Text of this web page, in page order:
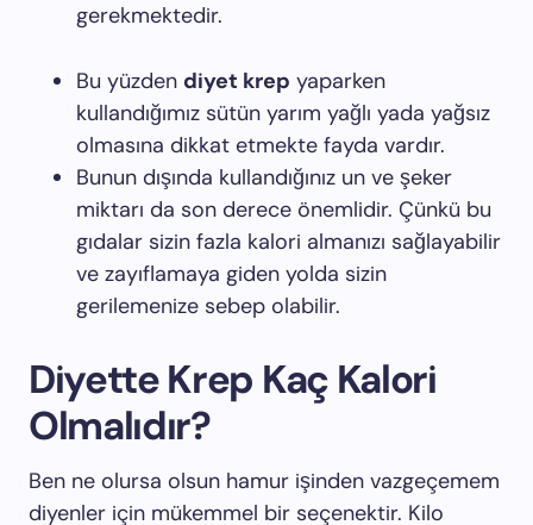
gerekmektedir.
Bu yüzden diyet krep yaparken
kullandığımız sütün yarım yağlı yada yağsız
olmasına dikkat etmekte fayda vardır.
Bunun dışında kullandığınız un ve şeker
miktarı da son derece önemlidir. Çünkü bu
gıdalar sizin fazla kalori almanızı sağlayabilir
ve zayıflamaya giden yolda sizin
gerilemenize sebep olabilir.
Diyette Krep Kaç Kalori
Olmalıdır?
Ben ne olursa olsun hamur işinden vazgeçemem
diyenler için mükemmel bir seçenektir. Kilo